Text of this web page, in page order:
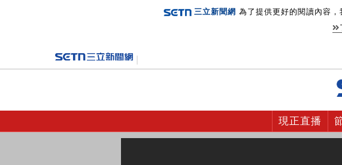
三立新聞網 為了提供更好的閱讀內容
現正直播